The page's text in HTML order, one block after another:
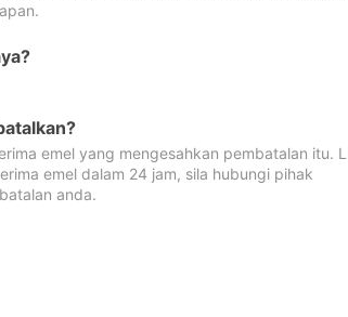
emel yang mengesahkan pembatalan itu.
emel dalam 24 jam, sila hubungi pihak
anda.